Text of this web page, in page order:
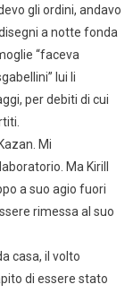
gli ordini, andavo
a notte fonda
“faceva
lui li
per debiti di cui
Mi
Ma Kirill
a suo agio fuori
rimessa al suo
casa, il volto
di essere stato